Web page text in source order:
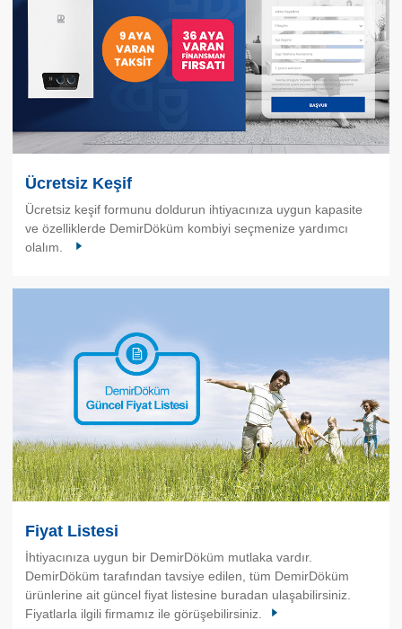
Ücretsiz Keşif
Ücretsiz keşif formunu doldurun ihtiyacınıza uygun kapasite
ve özelliklerde DemirDöküm kombiyi seçmenize yardımcı
olalım.
Fiyat Listesi
İhtiyacınıza uygun bir DemirDöküm mutlaka vardır.
DemirDöküm tarafından tavsiye edilen, tüm DemirDöküm
ürünlerine ait güncel fiyat listesine buradan ulaşabilirsiniz.
Fiyatlarla ilgili firmamız ile görüşebilirsiniz.